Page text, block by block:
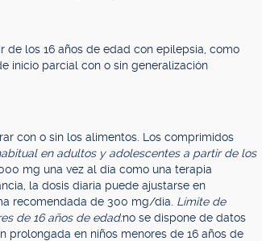
los 16 años de edad con epilepsia, como
inicio parcial con o sin generalización
con o sin los alimentos. Los comprimidos
en adultos y adolescentes a partir de los
mg una vez al día como una terapia
la dosis diaria puede ajustarse en
recomendada de 300 mg/día. Límite de
de 16 años de edad:no se dispone de datos
en niños menores de 16 años de